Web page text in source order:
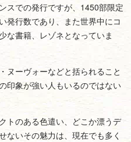
スでの発行ですが、1450部限定
発行数であり、また世界中にコ
な書籍、レゾネとなっていま
ヌーヴォーなどと括られること
印象が強い人もいるのではない
トのある色遣い、どこか漂うデ
ないその魅力は、現在でも多く